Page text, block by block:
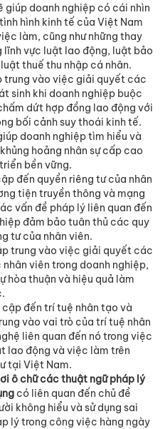
giúp doanh nghiệp có cái nhìn
hình kinh tế của Việt Nam
làm, cũng như những thay
lĩnh vực luật lao động, luật bảo
thuế thu nhập cá nhân.
trung vào việc giải quyết các
sinh khi doanh nghiệp buộc
dứt hợp đồng lao động với
bối cảnh suy thoái kinh tế.
doanh nghiệp tìm hiểu và
hoảng nhân sự cấp cao
bền vững.
đến quyền riêng tư của nhân
tiện truyền thông và mạng
vấn đề pháp lý liên quan đến
đảm bảo tuân thủ các quy
tư của nhân viên.
trung vào việc giải quyết các
viên trong doanh nghiệp,
hòa thuận và hiệu quả làm
cập đến trí tuệ nhân tạo và
vào vai trò của trí tuệ nhân
liên quan đến nó trong việc
lao động và việc làm trên
tại Việt Nam.
ô chữ các thuật ngữ pháp lý
có liên quan đến chủ đề
không hiểu và sử dụng sai
lý trong công việc hàng ngày